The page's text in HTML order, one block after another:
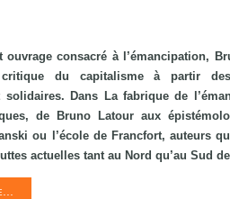
ouvrage consacré à l’émancipation,
du capitalisme à partir des
solidaires. Dans La fabrique de
de Bruno Latour aux
ou l’école de Francfort, auteurs
actuelles tant au Nord qu’au Sud